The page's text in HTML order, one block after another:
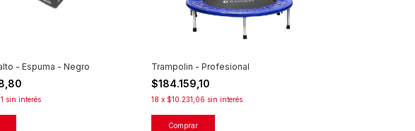
- Espuma - Negro
sin interés
Trampolin - Profesional
$184.159,10
18 x $10.231,06 sin interés